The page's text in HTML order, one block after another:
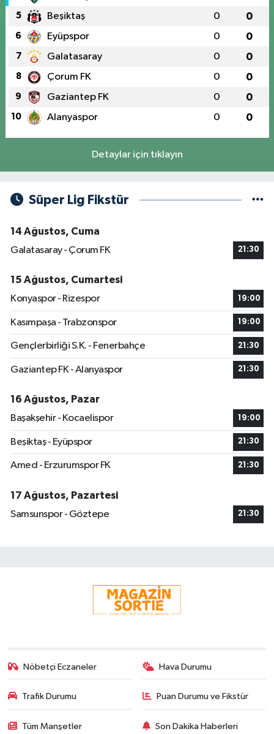
5 Beşiktaş 0 0
6 Eyüpspor 0 0
7 Galatasaray 0 0
8 Çorum FK 0 0
9 Gaziantep FK 0 0
10 Alanyaspor 0 0
Detaylar için tıklayın
Süper Lig Fikstür
14 Ağustos, Cuma
Galatasaray - Çorum FK
21:30
15 Ağustos, Cumartesi
Konyaspor - Rizespor
19:00
Kasımpaşa - Trabzonspor 19:00
Gençlerbirliği S.K. - Fenerbahçe 21:30
Gaziantep FK - Alanyaspor 21:30
16 Ağustos, Pazar
Başakşehir - Kocaelispor
19:00
Beşiktaş - Eyüpspor 21:30
Amed - Erzurumspor FK 21:30
17 Ağustos, Pazartesi
Samsunspor - Göztepe
21:30
Nöbetçi Eczaneler Hava Durumu
Trafik Durumu Puan Durumu ve Fikstür
Tüm Manşetler Son Dakika Haberleri